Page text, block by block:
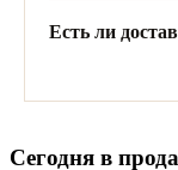
Есть ли
Сегодня в